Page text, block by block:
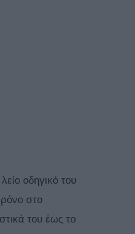
οδηγικό του
στο
του έως το